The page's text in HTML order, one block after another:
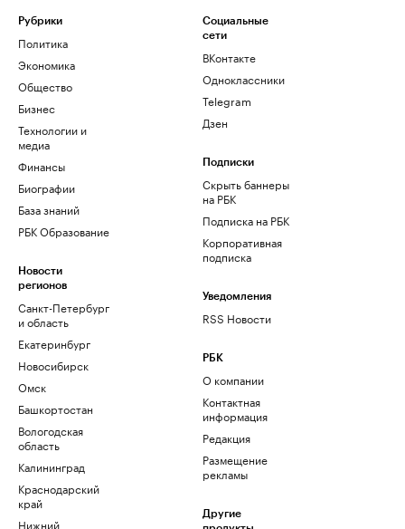
Рубрики
Политика
Экономика
Общество
Бизнес
Технологии и
медиа
Финансы
Биографии
База знаний
РБК Образование
Новости
регионов
Санкт-Петербург
и область
Екатеринбург
Новосибирск
Омск
Башкортостан
Вологодская
область
Калининград
Краснодарский
край
Нижний
Социальные
сети
ВКонтакте
Одноклассники
Telegram
Дзен
Подписки
Скрыть баннеры
на РБК
Подписка на РБК
Корпоративная
подписка
Уведомления
RSS Новости
РБК
О компании
Контактная
информация
Редакция
Размещение
рекламы
Другие